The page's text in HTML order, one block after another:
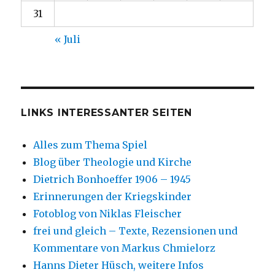
31
« Juli
LINKS INTERESSANTER SEITEN
Alles zum Thema Spiel
Blog über Theologie und Kirche
Dietrich Bonhoeffer 1906 – 1945
Erinnerungen der Kriegskinder
Fotoblog von Niklas Fleischer
frei und gleich – Texte, Rezensionen und
Kommentare von Markus Chmielorz
Hanns Dieter Hüsch, weitere Infos